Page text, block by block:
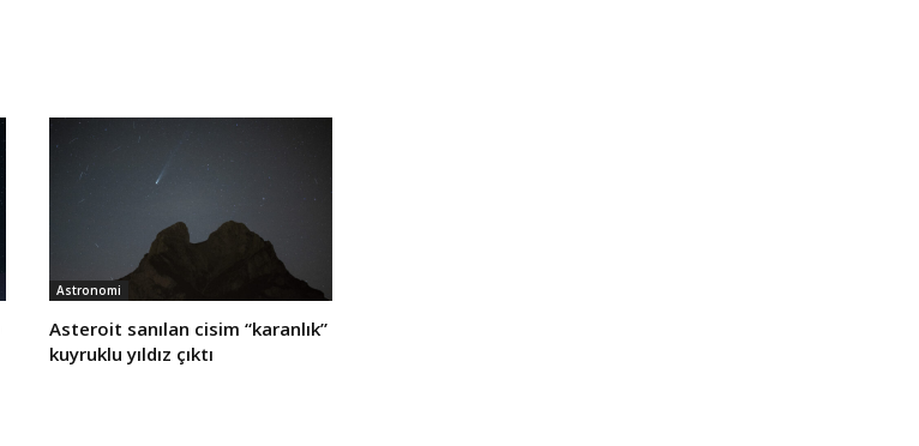
Astronomi
Asteroit sanılan cisim “karanlık”
kuyruklu yıldız çıktı